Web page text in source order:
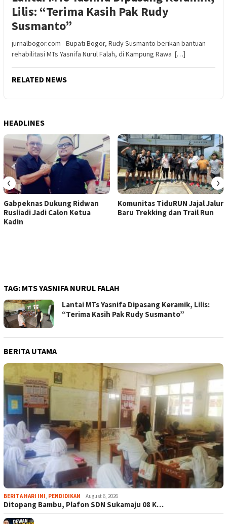
Lilis: “Terima Kasih Pak Rudy
Susmanto”
jurnalbogor.com - Bupati Bogor, Rudy Susmanto berikan bantuan
rehabilitasi MTs Yasnifa Nurul Falah, di Kampung Rawa […]
RELATED NEWS
HEADLINES
Gabpeknas Dukung Ridwan
Rusliadi Jadi Calon Ketua
Kadin
Komunitas TiduRUN Jajal Jalur
Baru Trekking dan Trail Run
‹ ›
TAG: MTS YASNIFA NURUL FALAH
Lantai MTs Yasnifa Dipasang Keramik, Lilis:
“Terima Kasih Pak Rudy Susmanto”
BERITA UTAMA
BERITA HARI INI, PENDIDIKAN August 6, 2026
Ditopang Bambu, Plafon SDN Sukamaju 08 K…